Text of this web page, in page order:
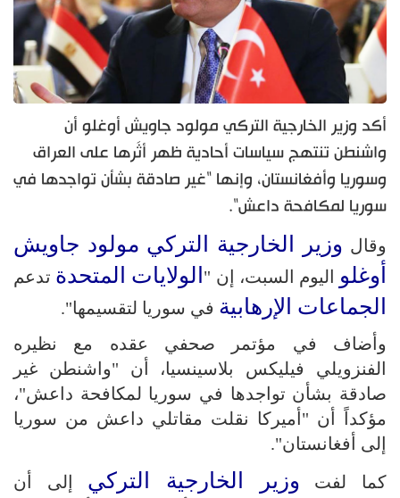
أكد وزير الخارجية التركي مولود جاويش أوغلو أن
واشنطن تنتهج سياسات أحادية ظهر أثَرها على العراق
وسوريا وأفغانستان، وإنها "غير صادقة بشأن تواجدها في
سوريا لمكافحة داعش".
وقال وزير الخارجية التركي مولود جاويش
أوغلو اليوم السبت، إن " الولايات المتحدة تدعم
الجماعات الإرهابية في سوريا لتقسيمها".
وأضاف في مؤتمر صحفي عقده مع نظيره
الفنزويلي فيليكس بلاسينسيا، أن "واشنطن غير
صادقة بشأن تواجدها في سوريا لمكافحة داعش"،
مؤكداً أن "أميركا نقلت مقاتلي داعش من سوريا
إلى أفغانستان".
كما لفت وزير الخارجية التركي إلى أن